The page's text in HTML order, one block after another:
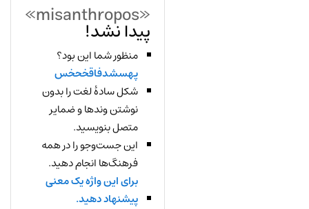
«misanthropos»
پیدا نشد!
منظور شما این بود؟
پهسشدفاقخحخس
شکل سادهٔ لغت را بدون
نوشتن وندها و ضمایر
متصل بنویسید.
این جست‌وجو را در همه
فرهنگ‌ها انجام دهید.
برای این واژه یک معنی
پیشنهاد دهید.